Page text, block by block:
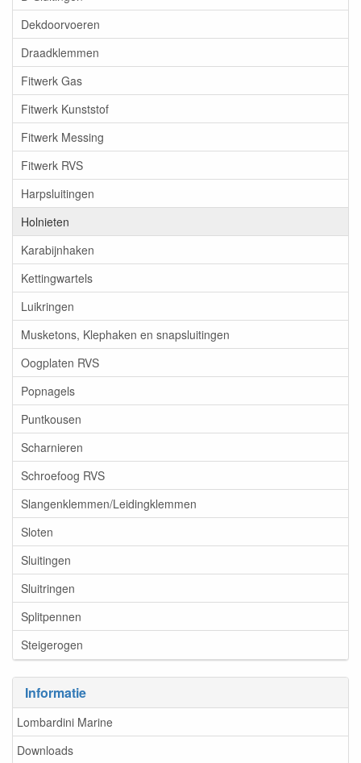
Dekdoorvoeren
Draadklemmen
Fitwerk Gas
Fitwerk Kunststof
Fitwerk Messing
Fitwerk RVS
Harpsluitingen
Holnieten
Karabijnhaken
Kettingwartels
Luikringen
Musketons, Klephaken en snapsluitingen
Oogplaten RVS
Popnagels
Puntkousen
Scharnieren
Schroefoog RVS
Slangenklemmen/Leidingklemmen
Sloten
Sluitingen
Sluitringen
Splitpennen
Steigerogen
Informatie
Lombardini Marine
Downloads